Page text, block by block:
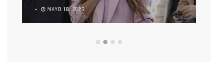
MAYO 18, 2026